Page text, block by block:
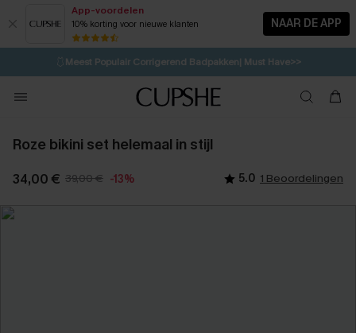
App-voordelen
10% korting voor nieuwe klanten NAAR DE APP
⚡️LAATSTE KANS | Tot 50% korting>>
🩱Meest Populair Corrigerend Badpakken| Must Have>>
💌Abonneer je & ontvang tot 15% korting>>
Koop 3, krijg 15% korting | CODE: SW15 1D:8H:16M:24S
Roze bikini set helemaal in stijl
34,00 € 39,00 € -13% 5.0 1 Beoordelingen